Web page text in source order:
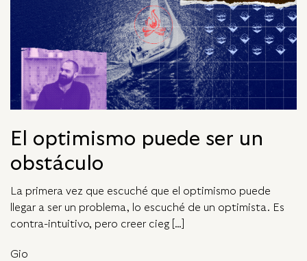
El optimismo puede ser un
obstáculo
La primera vez que escuché que el optimismo puede
llegar a ser un problema, lo escuché de un optimista. Es
contra-intuitivo, pero creer cieg […]
Gio